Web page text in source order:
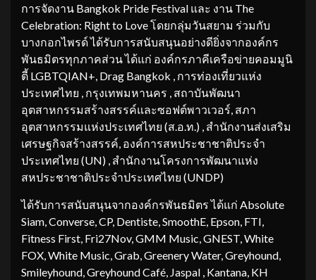
การจัดงาน Bangkok Pride Festival และ งาน The
Celebration: Right to Love โดยกลุ่มวันสยาม ร่วมกับ
บางกอกไพรด์ ได้รับการสนับสนุนอย่างดียิ่งจากองค์กร
พันธมิตรทุกภาคส่วน ได้แก่ องค์กรภาคีเครือข่ายคอมมูนิ
ตี้ LGBTQIAN+, Drag Bangkok , การท่องเที่ยวแห่ง
ประเทศไทย , กรุงเทพมหานคร , สถาบันพัฒนา
อุตสาหกรรมสร้างสรรค์และซอฟต์พาวเวอร์, สภา
อุตสาหกรรมแห่งประเทศไทย (ส.อ.ท.) , สำนักงานส่งเสริม
เศรษฐกิจสร้างสรรค์, องค์การสหประชาชาติประจำ
ประเทศไทย (UN) , สำนักงานโครงการพัฒนาแห่ง
สหประชาชาติประจำประเทศไทย (UNDP)
ได้รับการสนับสนุนจากองค์กรพันธมิตร ได้แก่ Absolute
Siam, Converse, CP, Dentiste, SmoothE, Epson, FTI,
Fitness First, Fri27Nov, GMM Music, GNEST, White
FOX, White Music, Grab, Greenery Water, Greyhound,
Smileyhound, Greyhound Café, Jaspal , Kantana, KH